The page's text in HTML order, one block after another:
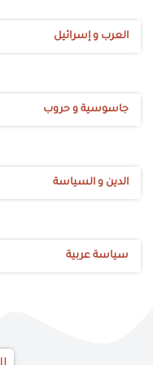
العرب و إسرائيل
جاسوسية و حروب
الدين و السياسة
سياسة عربية